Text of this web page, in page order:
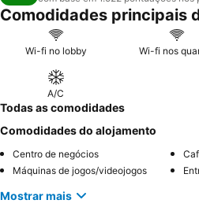
queijo e presunto, sucos, iogurtes, chá, café e
de lojas, restaurantes e bares, praças
Comodidades principais
Wi-fi no lobby Wi-fi nos
A/C
Todas as comodidades
Comodidades do alojamento
Centro de negócios
Máquinas de jogos/videojogos
Mostrar mais